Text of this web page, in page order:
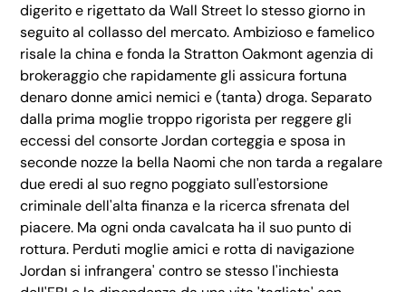
digerito e rigettato da Wall Street lo stesso giorno in
seguito al collasso del mercato. Ambizioso e famelico
risale la china e fonda la Stratton Oakmont agenzia di
brokeraggio che rapidamente gli assicura fortuna
denaro donne amici nemici e (tanta) droga. Separato
dalla prima moglie troppo rigorista per reggere gli
eccessi del consorte Jordan corteggia e sposa in
seconde nozze la bella Naomi che non tarda a regalare
due eredi al suo regno poggiato sull'estorsione
criminale dell'alta finanza e la ricerca sfrenata del
piacere. Ma ogni onda cavalcata ha il suo punto di
rottura. Perduti moglie amici e rotta di navigazione
Jordan si infrangera' contro se stesso l'inchiesta